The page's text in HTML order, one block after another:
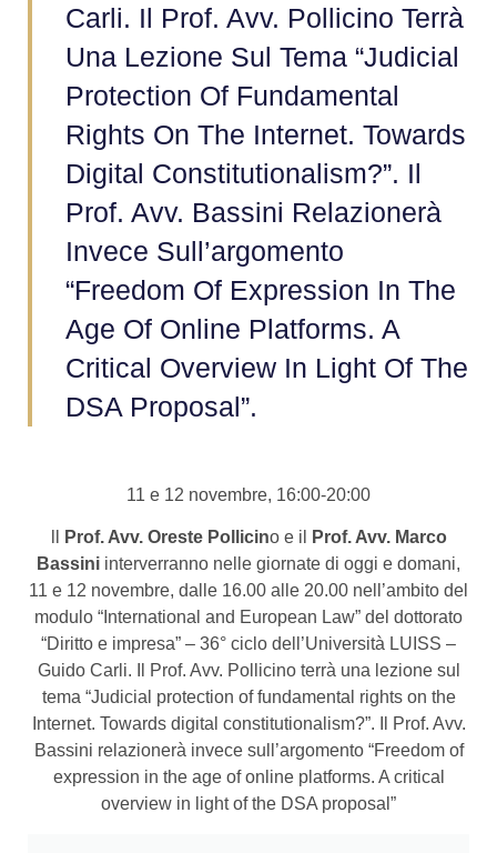
Carli. Il Prof. Avv. Pollicino Terrà
Una Lezione Sul Tema “Judicial
Protection Of Fundamental
Rights On The Internet. Towards
Digital Constitutionalism?”. Il
Prof. Avv. Bassini Relazionerà
Invece Sull’argomento
“Freedom Of Expression In The
Age Of Online Platforms. A
Critical Overview In Light Of The
DSA Proposal”.
11 e 12 novembre, 16:00-20:00
Prof. Avv. Oreste Pollicino e il
Prof. Avv. Marco
Bassini interverranno nelle giornate di oggi e domani,
11 e 12 novembre, dalle 16.00 alle 20.00 nell’ambito del
modulo “International and European Law” del dottorato
“Diritto e impresa” – 36° ciclo dell’Università LUISS –
Guido Carli. Il Prof. Avv. Pollicino terrà una lezione sul
tema “Judicial protection of fundamental rights on the
Internet. Towards digital constitutionalism?”. Il Prof. Avv.
Bassini relazionerà invece sull’argomento “Freedom of
expression in the age of online platforms. A critical
overview in light of the DSA proposal”